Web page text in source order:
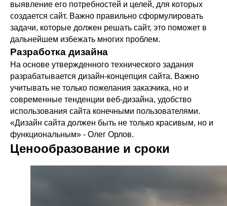
выявление его потребностей и целей, для которых
создается сайт. Важно правильно сформулировать
задачи, которые должен решать сайт, это поможет в
дальнейшем избежать многих проблем.
Разработка дизайна
На основе утвержденного технического задания
разрабатывается дизайн-концепция сайта. Важно
учитывать не только пожелания заказчика, но и
современные тенденции веб-дизайна, удобство
использования сайта конечными пользователями.
«Дизайн сайта должен быть не только красивым, но и
функциональным» - Олег Орлов.
Ценообразование и сроки